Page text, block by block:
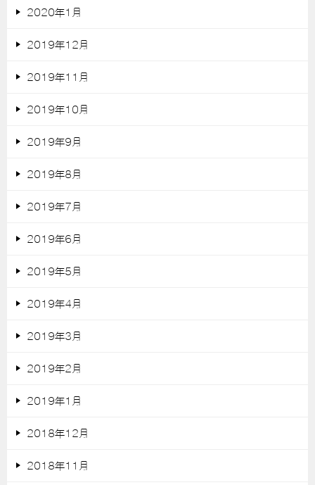
2020年1月
2019年12月
2019年11月
2019年10月
2019年9月
2019年8月
2019年7月
2019年6月
2019年5月
2019年4月
2019年3月
2019年2月
2019年1月
2018年12月
2018年11月